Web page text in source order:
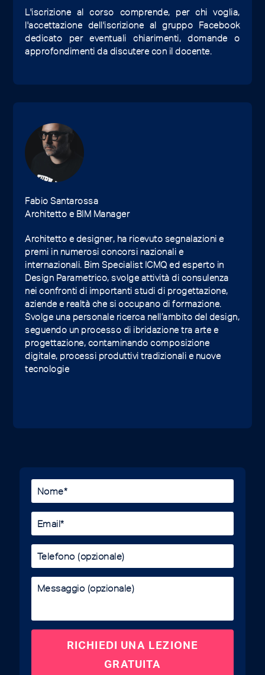
L'iscrizione al corso comprende, per chi voglia,
l'accettazione dell'iscrizione al gruppo Facebook
dedicato per eventuali chiarimenti, domande o
approfondimenti da discutere con il docente.
Fabio Santarossa
Architetto e BIM Manager
Architetto e designer, ha ricevuto segnalazioni e
premi in numerosi concorsi nazionali e
internazionali. Bim Specialist ICMQ ed esperto in
Design Parametrico, svolge attività di consulenza
nei confronti di importanti studi di progettazione,
aziende e realtà che si occupano di formazione.
Svolge una personale ricerca nell’ambito del design,
seguendo un processo di ibridazione tra arte e
progettazione, contaminando composizione
digitale, processi produttivi tradizionali e nuove
tecnologie